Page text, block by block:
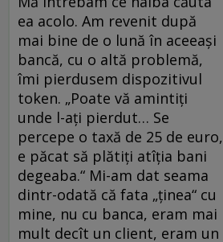
ea acolo. Am revenit după
mai bine de o lună în aceeași
bancă, cu o altă problemă,
îmi pierdusem dispozitivul
token. „Poate vă amintiți
unde l-ați pierdut… Se
percepe o taxă de 25 de euro,
e păcat să plătiți atîția bani
degeaba.“ Mi-am dat seama
dintr-odată că fata „ținea“ cu
mine, nu cu banca, eram mai
mult decît un client, eram un